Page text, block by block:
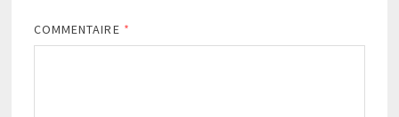
COMMENTAIRE *